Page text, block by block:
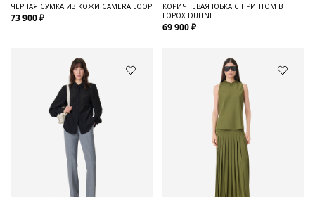
ЧЕРНАЯ СУМКА ИЗ КОЖИ CAMERA LOOP
73 900 ₽
КОРИЧНЕВАЯ ЮБКА С ПРИНТОМ В
ГОРОХ DULINE
69 900 ₽